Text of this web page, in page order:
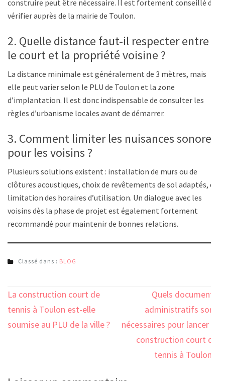
construire peut être nécessaire. Il est fortement conseillé de
vérifier auprès de la mairie de Toulon.
2. Quelle distance faut-il respecter entre
le court et la propriété voisine ?
La distance minimale est généralement de 3 mètres, mais
elle peut varier selon le PLU de Toulon et la zone
d’implantation. Il est donc indispensable de consulter les
règles d’urbanisme locales avant de démarrer.
3. Comment limiter les nuisances sonores
pour les voisins ?
Plusieurs solutions existent : installation de murs ou de
clôtures acoustiques, choix de revêtements de sol adaptés, et
limitation des horaires d’utilisation. Un dialogue avec les
voisins dès la phase de projet est également fortement
recommandé pour maintenir de bonnes relations.
Classé dans : BLOG
Navigation
de
l’article
La construction court de
tennis à Toulon est-elle
soumise au PLU de la ville ?
Quels documents
administratifs sont
nécessaires pour lancer la
construction court de
tennis à Toulon ?